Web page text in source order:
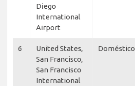
Diego
International
Airport
6
United States,
San Francisco,
San Francisco
International
Doméstico